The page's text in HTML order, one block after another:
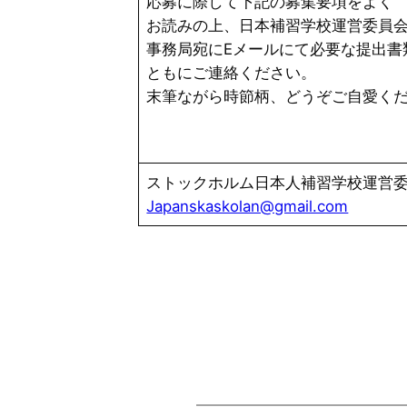
お読みの上、日本補習学校運営委員会
事務局宛にEメールにて必要な提出書
ともにご連絡ください。
末筆ながら時節柄、どうぞご自愛くだ
ストックホルム日本人補習学校運営
Japanskaskolan@gmail.com